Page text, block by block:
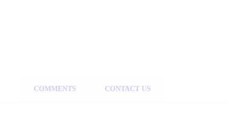
COMMENTS CONTACT US